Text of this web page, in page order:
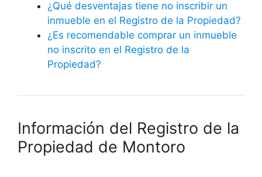
¿Qué desventajas tiene no inscribir un
inmueble en el Registro de la Propiedad?
¿Es recomendable comprar un inmueble
no inscrito en el Registro de la
Propiedad?
Información del Registro de la
Propiedad de Montoro